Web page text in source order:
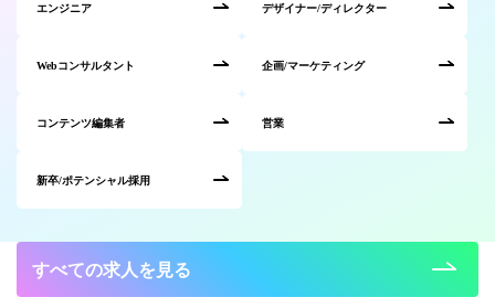
エンジニア デザイナー/ディレクター
Webコンサルタント 企画/マーケティング
コンテンツ編集者 営業
新卒/ポテンシャル採用
すべての求人を見る